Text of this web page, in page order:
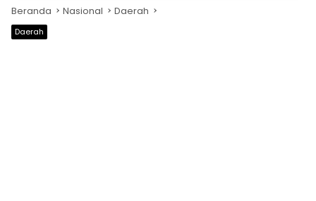
Beranda Nasional Daerah
Daerah